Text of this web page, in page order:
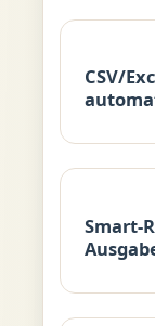
CSV/
Smart-